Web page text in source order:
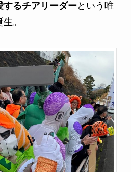
するチアリーダーという唯
。